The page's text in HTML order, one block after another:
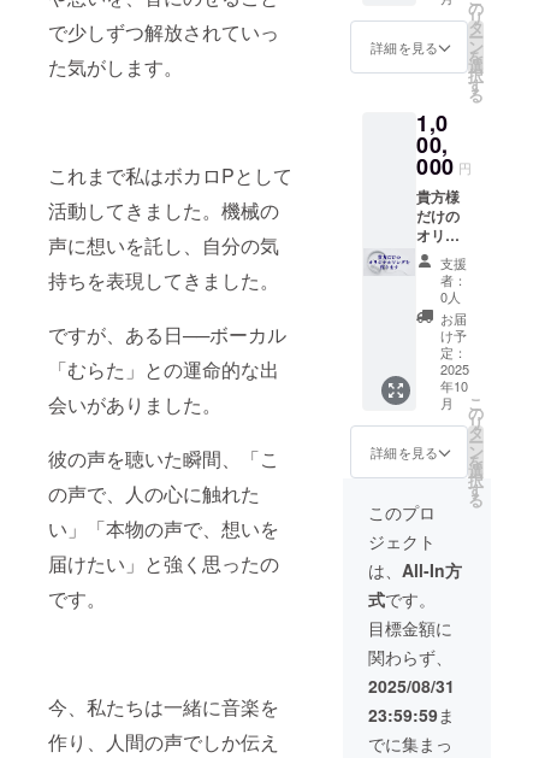
で少しずつ解放されていっ
た気がします。
これまで私はボカロPとして
活動してきました。機械の
声に想いを託し、自分の気
持ちを表現してきました。
ですが、ある日──ボーカル
「むらた」との運命的な出
会いがありました。
彼の声を聴いた瞬間、「こ
の声で、人の心に触れた
い」「本物の声で、想いを
届けたい」と強く思ったの
です。
今、私たちは一緒に音楽を
作り、人間の声でしか伝え
月の中
旬に開
催しま
詳細を見る
の
リ
タ
ー
ン
を
選
択
す
る
1,0
00,
000 円
貴方様
だけの
オリジ
ナルソ
ングを
作りま
す！ ・
リター
ン品の
著作権
及びそ
の他法
的権利
につい
て、す
援者様
にお譲
りしま
すの
で、支
援後の
リター
ン品は
ご自由
にお使
いくだ
さい。
支援
者：
0人
お届
け予
定：
2025
年10
月
詳細を見る
こ
の
リ
タ
ー
ン
を
選
択
す
る
このプロ
ジェクト
は、 All-In方
式です。
目標金額に
関わらず、
2025/08/31
23:59:59ま
でに集まっ